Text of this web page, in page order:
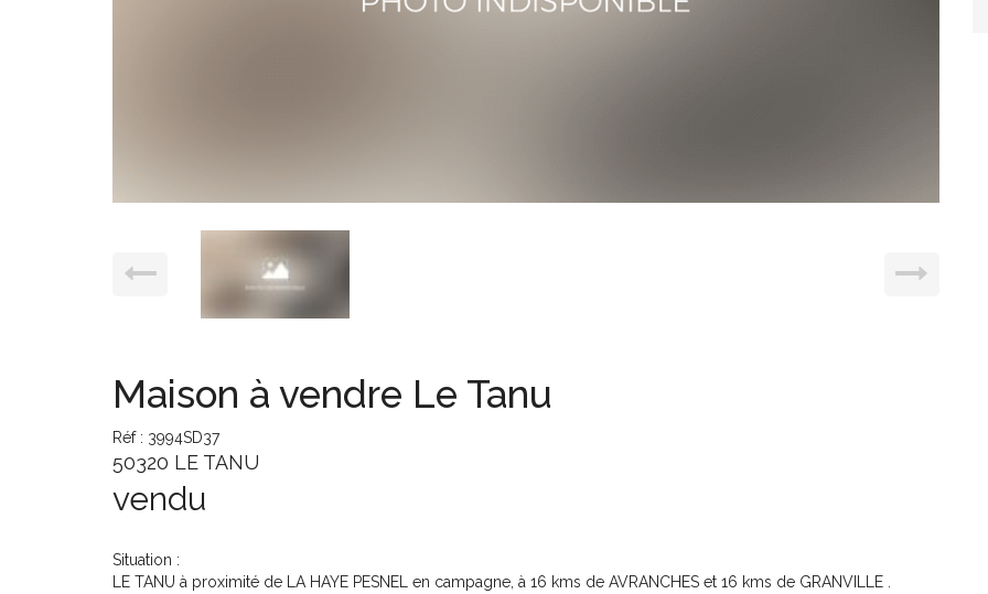
Maison à vendre Le Tanu
Réf : 3994SD37
50320 LE TANU
vendu
Situation :
LE TANU à proximité de LA HAYE PESNEL en campagne, à 16 kms de AVRANCHES et 16 kms de GRANVILLE .